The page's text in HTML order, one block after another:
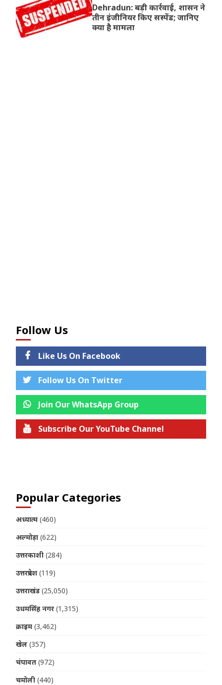
Dehradun: बड़ी कार्रवाई, शासन ने
तीन इंजीनियर किए सस्पेंड; जानिए
क्या है मामला
Follow Us
Like Us On Facebook
Follow Us On Twitter
Join Our WhatsApp Group
Subscribe Our YouTube Channel
Popular Categories
अध्यात्म (460)
अल्मोड़ा (622)
उत्तरकाशी (284)
उत्तरप्रदेश (119)
उत्तराखंड (25,050)
उधमसिंह नगर (1,315)
क्राइम (3,462)
खेल (357)
चंपावत (972)
चमोली (440)